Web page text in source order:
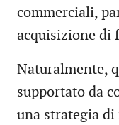
commerciali,
acquisizione di
Naturalmente,
supportato da
una strategia